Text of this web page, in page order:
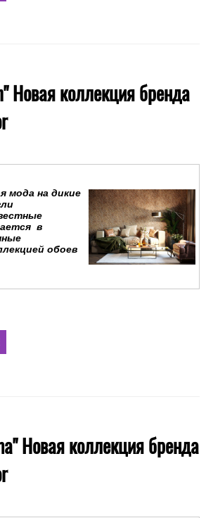
Новая коллекция бренда
мода на дикие
в
обоев
Новая коллекция бренда